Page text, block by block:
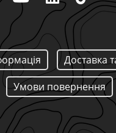
Доставка
Умови повернення